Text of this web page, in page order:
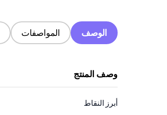
الوصف المواصفات
وصف المنتج
أبرز النقاط